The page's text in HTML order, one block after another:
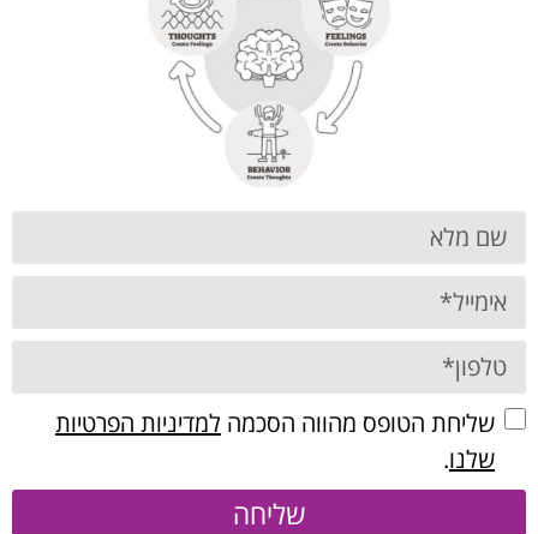
שליחת הטופס מהווה הסכמה למדיניות הפרטיות
שלנו.
שליחה